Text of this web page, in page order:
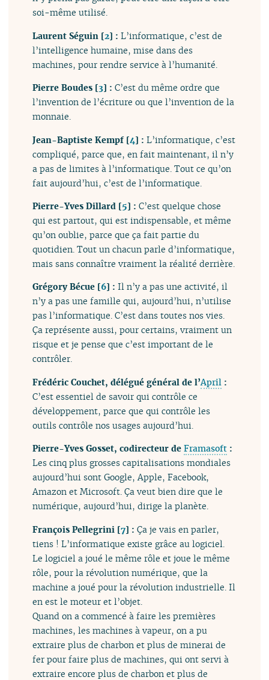
soi-même utilisé.
Laurent Séguin [2] :L’informatique, c’est de
l’intelligence humaine, mise dans des
machines, pour rendre service à l’humanité.
Pierre Boudes [3] :C’est du même ordre que
l’invention de l’écriture ou que l’invention de la
monnaie.
Jean-Baptiste Kempf[4] :L’informatique, c’est
compliqué, parce que, en fait maintenant, il n’y
a pas de limites à l’informatique. Tout ce qu’on
fait aujourd’hui, c’est de l’informatique.
Pierre-Yves Dillard [5] :C’est quelque chose
qui est partout, qui est indispensable, et même
qu’on oublie, parce que ça fait partie du
quotidien. Tout un chacun parle d’informatique,
mais sans connaître vraiment la réalité derrière.
Grégory Bécue [6] :Il n’y a pas une activité, il
n’y a pas une famille qui, aujourd’hui, n’utilise
pas l’informatique. C’est dans toutes nos vies.
Ça représente aussi, pour certains, vraiment un
risque et je pense que c’est important de le
contrôler.
Frédéric Couchet, délégué général de l’April :
C’est essentiel de savoir qui contrôle ce
développement, parce que qui contrôle les
outils contrôle nos usages aujourd’hui.
Pierre-Yves Gosset, codirecteur deFramasoft :
Les cinq plus grosses capitalisations mondiales
aujourd’hui sont Google, Apple, Facebook,
Amazon et Microsoft. Ça veut bien dire que le
numérique, aujourd’hui, dirige la planète.
François Pellegrini [7] :Ça je vais en parler,
tiens ! L’informatique existe grâce au logiciel.
Le logiciel a joué le même rôle et joue le même
rôle, pour la révolution numérique, que la
machine a joué pour la révolution industrielle. Il
en est le moteur et l’objet.
Quand on a commencé à faire les premières
machines, les machines à vapeur, on a pu
extraire plus de charbon et plus de minerai de
fer pour faire plus de machines, qui ont servi à
extraire encore plus de charbon et plus de